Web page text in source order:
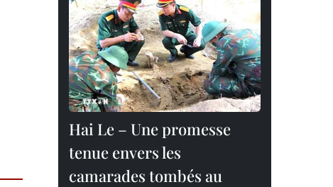
Hai Le – Une promesse
tenue envers les
camarades tombés au